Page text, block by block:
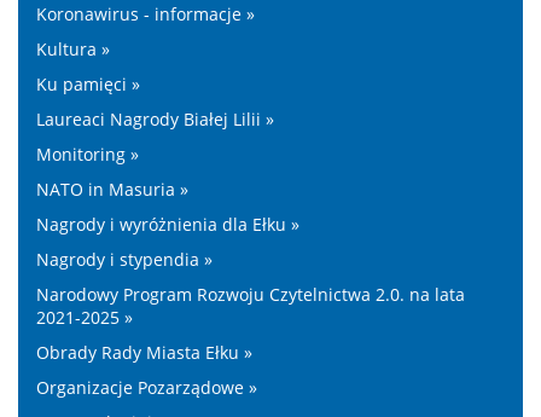
Koronawirus - informacje »
Kultura »
Ku pamięci »
Laureaci Nagrody Białej Lilii »
Monitoring »
NATO in Masuria »
Nagrody i wyróżnienia dla Ełku »
Nagrody i stypendia »
Narodowy Program Rozwoju Czytelnictwa 2.0. na lata
2021-2025 »
Obrady Rady Miasta Ełku »
Organizacje Pozarządowe »